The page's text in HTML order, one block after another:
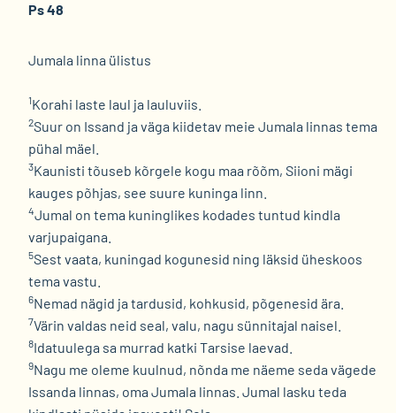
Ps 48
Jumala linna ülistus
1Korahi laste laul ja lauluviis.
2Suur on Issand ja väga kiidetav meie Jumala linnas tema
pühal mäel.
3Kaunisti tõuseb kõrgele kogu maa rõõm, Siioni mägi
kauges põhjas, see suure kuninga linn.
4Jumal on tema kuninglikes kodades tuntud kindla
varjupaigana.
5Sest vaata, kuningad kogunesid ning läksid üheskoos
tema vastu.
6Nemad nägid ja tardusid, kohkusid, põgenesid ära.
7Värin valdas neid seal, valu, nagu sünnitajal naisel.
8Idatuulega sa murrad katki Tarsise laevad.
9Nagu me oleme kuulnud, nõnda me näeme seda vägede
Issanda linnas, oma Jumala linnas. Jumal lasku teda